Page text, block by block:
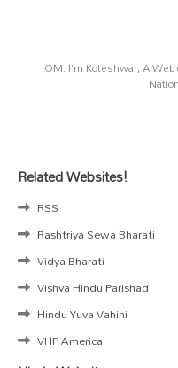
OM: I'm Koteshwar, A
Related Websites!
RSS
Rashtriya Sewa Bharati
Vidya Bharati
Vishva Hindu Parishad
Hindu Yuva Vahini
VHP America